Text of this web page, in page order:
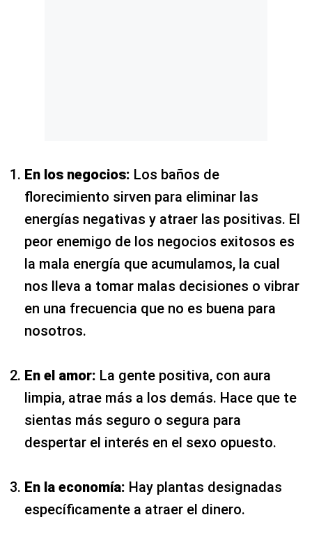
En los negocios: Los baños de
florecimiento sirven para eliminar las
energías negativas y atraer las positivas. El
peor enemigo de los negocios exitosos es
la mala energía que acumulamos, la cual
nos lleva a tomar malas decisiones o vibrar
en una frecuencia que no es buena para
nosotros.
En el amor: La gente positiva, con aura
limpia, atrae más a los demás. Hace que te
sientas más seguro o segura para
despertar el interés en el sexo opuesto.
En la economía: Hay plantas designadas
específicamente a atraer el dinero.